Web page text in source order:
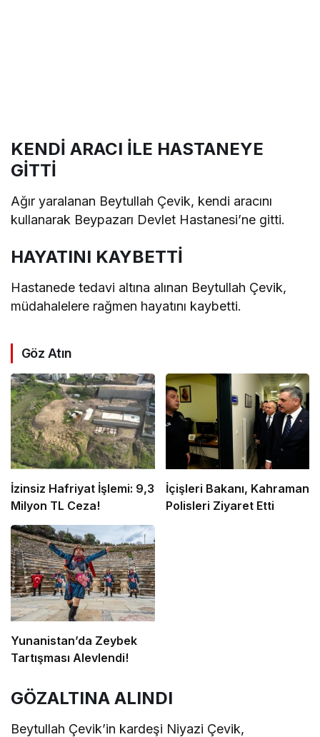
KENDİ ARACI İLE HASTANEYE
GİTTİ
Ağır yaralanan Beytullah Çevik, kendi aracını
kullanarak Beypazarı Devlet Hastanesi’ne gitti.
HAYATINI KAYBETTİ
Hastanede tedavi altına alınan Beytullah Çevik,
müdahalelere rağmen hayatını kaybetti.
Göz Atın
İzinsiz Hafriyat İşlemi: 9,3
Milyon TL Ceza!
İçişleri Bakanı, Kahraman
Polisleri Ziyaret Etti
Yunanistan’da Zeybek
Tartışması Alevlendi!
GÖZALTINA ALINDI
Beytullah Çevik’in kardeşi Niyazi Çevik,